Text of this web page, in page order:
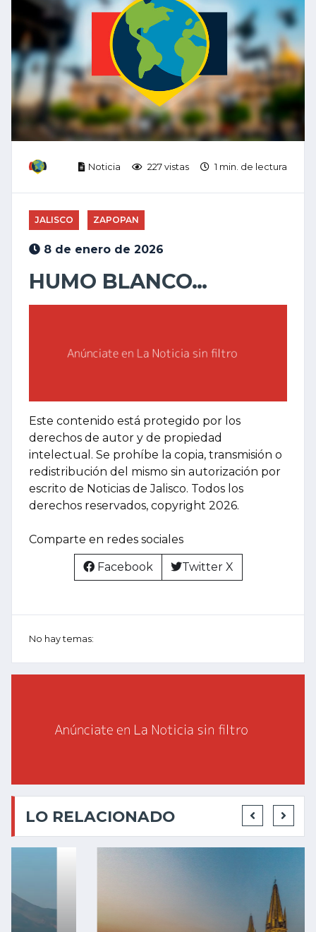
Noticia 227 vistas 1 min. de lectura
JALISCO ZAPOPAN
8 de enero de 2026
HUMO BLANCO…
Este contenido está protegido por los
derechos de autor y de propiedad
intelectual. Se prohíbe la copia, transmisión o
redistribución del mismo sin autorización por
escrito de Noticias de Jalisco. Todos los
derechos reservados, copyright 2026.
Comparte en redes sociales
Facebook Twitter X
No hay temas:
LO RELACIONADO